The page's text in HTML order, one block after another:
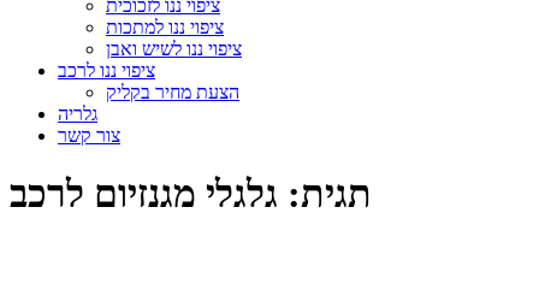
ציפוי ננו לזכוכית
ציפוי ננו למתכות
ציפוי ננו לשיש ואבן
ציפוי ננו לרכב
הצעת מחיר בקליק
גלריה
צור קשר
תגית: גלגלי מגנזיום לרכב